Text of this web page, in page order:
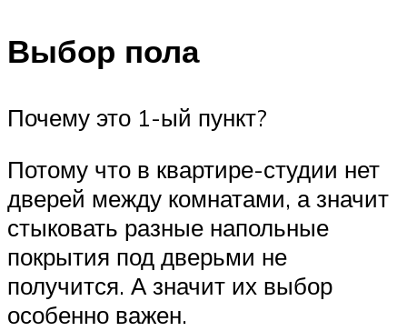
Выбор пола
Почему это 1-ый пункт?
Потому что в квартире-студии нет
дверей между комнатами, а значит
стыковать разные напольные
покрытия под дверьми не
получится. А значит их выбор
особенно важен.